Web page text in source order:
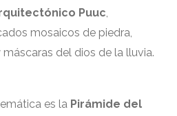
Puuc,
mosaicos de piedra,
del dios de la lluvia.
es la Pirámide del